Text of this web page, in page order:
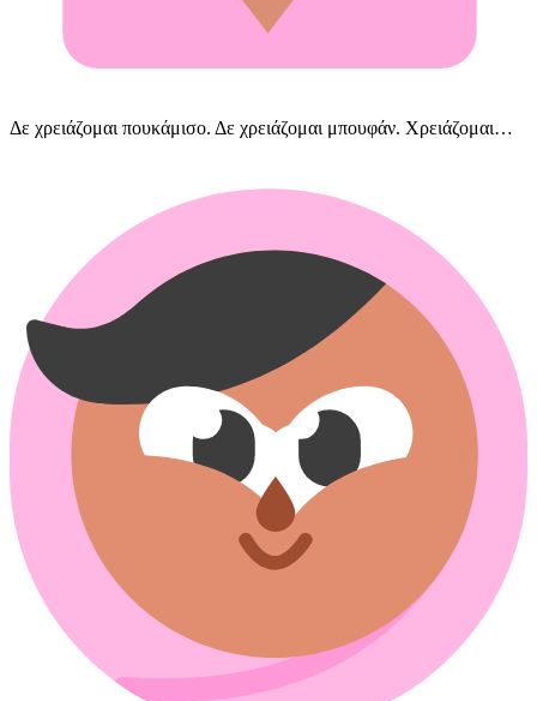
Δε χρειάζομαι πουκάμισο. Δε χρειάζομαι μπουφάν. Χρειάζομαι…